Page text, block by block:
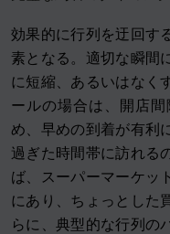
効果的に行列を迂回す
素となる。適切な瞬間
に短縮、あるいはなく
ールの場合は、開店
め、早めの到着が有利
過ぎた時間帯に訪れる
ば、スーパーマーケッ
にあり、ちょっとした
らに、典型的な行列の